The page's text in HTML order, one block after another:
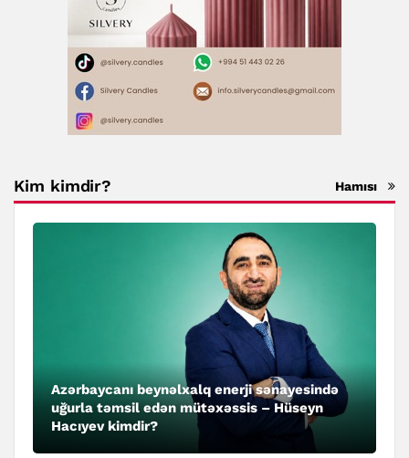
Kim kimdir? Hamısı
Azərbaycanı beynəlxalq enerji sənayesində
uğurla təmsil edən mütəxəssis – Hüseyn
Hacıyev kimdir?